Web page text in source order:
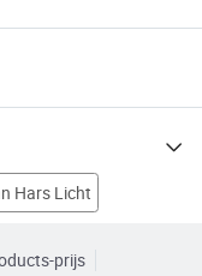
Hars Licht
prijs